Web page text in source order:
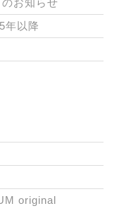
年以降
original